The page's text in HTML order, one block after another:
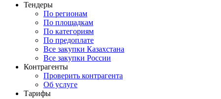
Тендеры
По регионам
По площадкам
По категориям
По предоплате
Все закупки Казахстана
Все закупки России
Контрагенты
Проверить контрагента
Об услуге
Тарифы